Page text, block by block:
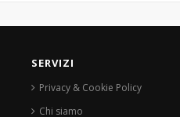
SERVIZI
Privacy & Cookie Policy
Chi siamo